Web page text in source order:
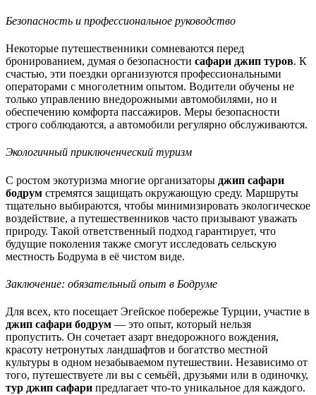
Безопасность и профессиональное руководство
Некоторые путешественники сомневаются перед
бронированием, думая о безопасности сафари джип туров. К
счастью, эти поездки организуются профессиональными
операторами с многолетним опытом. Водители обучены не
только управлению внедорожными автомобилями, но и
обеспечению комфорта пассажиров. Меры безопасности
строго соблюдаются, а автомобили регулярно обслуживаются.
Экологичный приключенческий туризм
С ростом экотуризма многие организаторы джип сафари
бодрум стремятся защищать окружающую среду. Маршруты
тщательно выбираются, чтобы минимизировать экологическое
воздействие, а путешественников часто призывают уважать
природу. Такой ответственный подход гарантирует, что
будущие поколения также смогут исследовать сельскую
местность Бодрума в её чистом виде.
Заключение: обязательный опыт в Бодруме
Для всех, кто посещает Эгейское побережье Турции, участие в
джип сафари бодрум — это опыт, который нельзя
пропустить. Он сочетает азарт внедорожного вождения,
красоту нетронутых ландшафтов и богатство местной
культуры в одном незабываемом путешествии. Независимо от
того, путешествуете ли вы с семьёй, друзьями или в одиночку,
тур джип сафари предлагает что‑то уникальное для каждого.